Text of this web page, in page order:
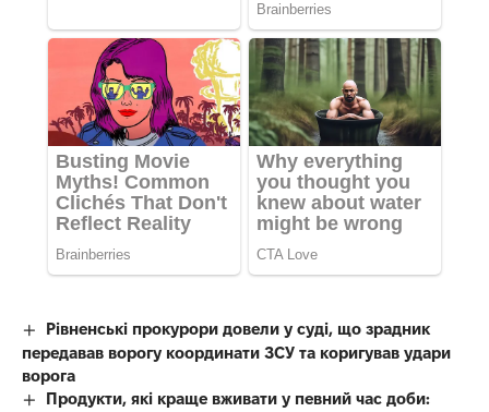
Рівненські прокурори довели у суді, що зрадник
передавав ворогу координати ЗСУ та коригував удари
ворога
Продукти, які краще вживати у певний час доби: